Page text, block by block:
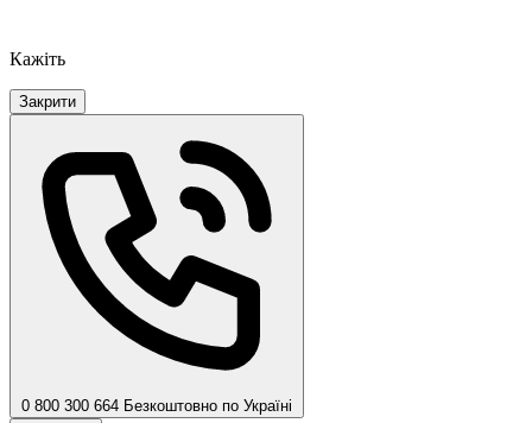
Кажіть
Закрити
0 800 300 664 Безкоштовно по Україні